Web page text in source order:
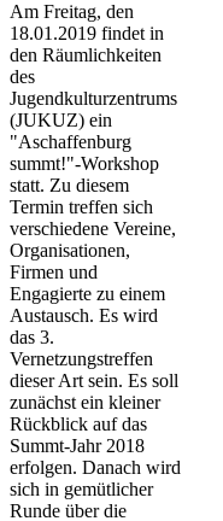
Am Freitag, den
18.01.2019 findet in
den Räumlichkeiten
des
Jugendkulturzentrums
(JUKUZ) ein
"Aschaffenburg
summt!"-Workshop
statt. Zu diesem
Termin treffen sich
verschiedene Vereine,
Organisationen,
Firmen und
Engagierte zu einem
Austausch. Es wird
das 3.
Vernetzungstreffen
dieser Art sein. Es soll
zunächst ein kleiner
Rückblick auf das
Summt-Jahr 2018
erfolgen. Danach wird
sich in gemütlicher
Runde über die